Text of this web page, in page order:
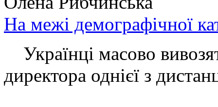
На межі демографічної
Українці масово
директора однієї з